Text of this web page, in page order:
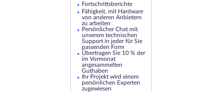
Fortschrittsberichte
Fähigkeit, mit Hardware
von anderen Anbietern
zu arbeiten
Persönlicher Chat mit
unserem technischen
Support in jeder für Sie
passenden Form
Übertragen Sie 10 % der
im Vormonat
angesammelten
Guthaben
Ihr Projekt wird einem
persönlichen Experten
zugewiesen